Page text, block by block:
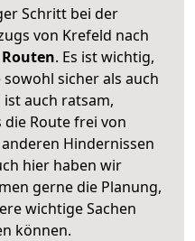
Schritt bei der
von Krefeld nach
. Es ist wichtig,
sicher als auch
auch ratsam,
Route frei von
Hindernissen
hier haben wir
gerne die Planung,
wichtige Sachen
können.